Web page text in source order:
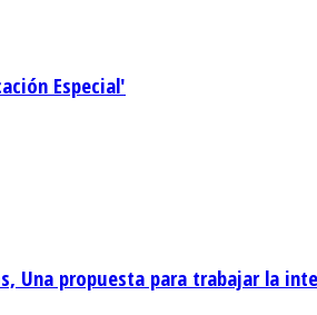
Especial'
Una propuesta para trabajar la